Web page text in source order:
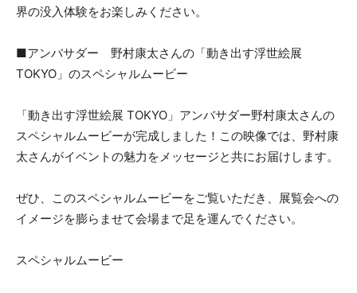
界の没入体験をお楽しみください。
■アンバサダー 野村康太さんの「動き出す浮世絵展
TOKYO」のスペシャルムービー
「動き出す浮世絵展 TOKYO」アンバサダー野村康太さんの
スペシャルムービーが完成しました！この映像では、野村康
太さんがイベントの魅力をメッセージと共にお届けします。
ぜひ、このスペシャルムービーをご覧いただき、展覧会への
イメージを膨らませて会場まで足を運んでください。
スペシャルムービー